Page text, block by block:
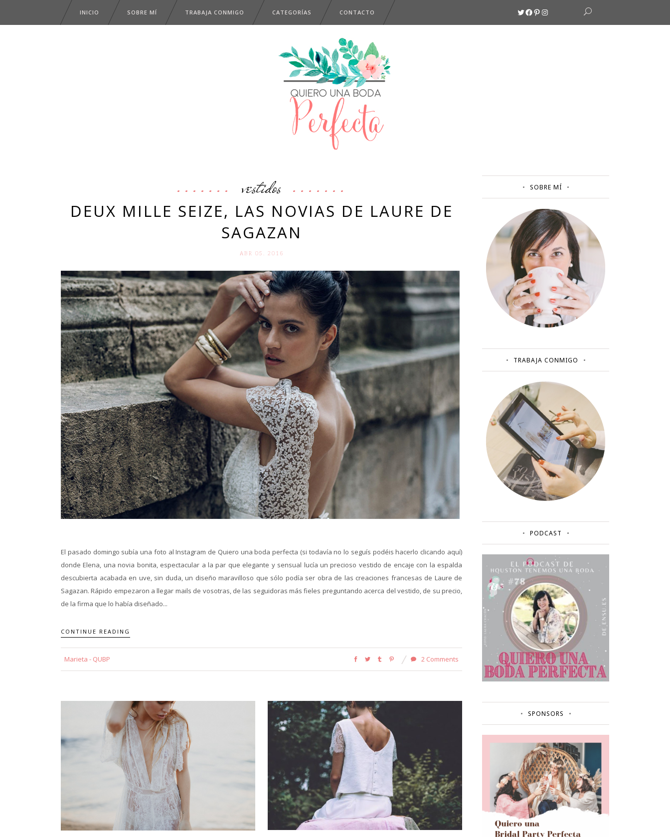
INICIO SOBRE MÍ TRABAJA CONMIGO CATEGORÍAS CONTACTO Twitter
Facebook
Pinterest
Instagram
vestidos
DEUX MILLE SEIZE, LAS NOVIAS DE LAURE DE
SAGAZAN
ABR 05. 2016
El pasado domingo subía una foto al Instagram de Quiero una boda perfecta (si todavía no lo seguís podéis hacerlo clicando aquí)
donde Elena, una novia bonita, espectacular a la par que elegante y sensual lucía un precioso vestido de encaje con la espalda
descubierta acabada en uve, sin duda, un diseño maravilloso que sólo podía ser obra de las creaciones francesas de Laure de
Sagazan. Rápido empezaron a llegar mails de vosotras, de las seguidoras más fieles preguntando acerca del vestido, de su precio,
de la firma que lo había diseñado...
CONTINUE READING
Marieta - QUBP 2 Comments
SOBRE MÍ
TRABAJA CONMIGO
PODCAST
SPONSORS